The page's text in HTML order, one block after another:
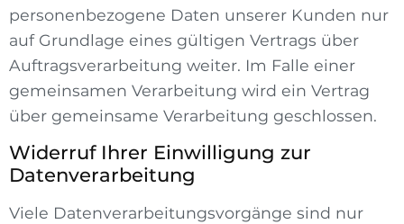
personenbezogene Daten unserer Kunden nur
auf Grundlage eines gültigen Vertrags über
Auftragsverarbeitung weiter. Im Falle einer
gemeinsamen Verarbeitung wird ein Vertrag
über gemeinsame Verarbeitung geschlossen.
Widerruf Ihrer Einwilligung zur
Datenverarbeitung
Viele Datenverarbeitungsvorgänge sind nur